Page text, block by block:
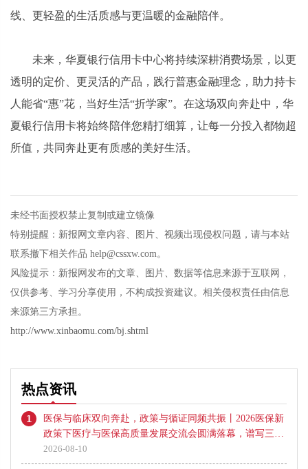
线、更轻盈的生活质感与更温暖的金融陪伴。
未来，华夏银行信用卡中心将持续深耕消费场景，以更
透明的定价、更灵活的产品，践行普惠金融理念，助力持卡
人能省“惠”花，当好生活“折学家”。在这场双向奔赴中，华
夏银行信用卡将始终陪伴您精打细算，让每一分投入都物超
所值，共同奔赴更有质感的美好生活。
未经书面授权禁止复制或建立镜像
特别提醒：新报网文章内容、图片、视频出现侵权问题，请与本站
联系撤下相关作品 help@cssxw.com。
风险提示：新报网发布的文章、图片、数据等信息来源于互联网，
仅供参考、学习分享使用，不构成投资建议。相关侵权责任由信息
来源第三方承担。
http://www.xinbaomu.com/bj.shtml
热点资讯
1
医保与临床双向奔赴，政策与循证同频共振丨2026医保新
政策下医疗与医保高质量发展交流会圆满落幕，谱写三医
协同新篇章
2026-08-10